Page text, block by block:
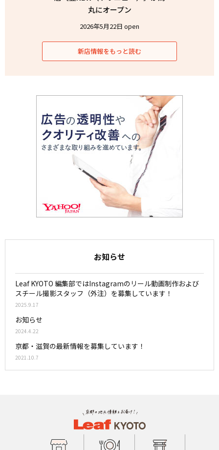
丸にオープン
2026年5月22日 open
新店情報をもっと読む
お知らせ
Leaf KYOTO 編集部ではInstagramのリール動画制作および
スチール撮影スタッフ（外注）を募集しています！
2025.9.17
お知らせ
2024.4.22
京都・滋賀の最新情報を募集しています！
2021.10.7